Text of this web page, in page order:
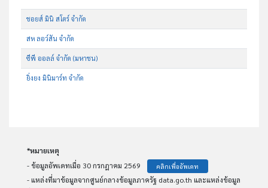
ชอยส์ มินิ สโตร์ จำกัด
สห ลอว์สัน จำกัด
ซีพี ออลล์ จำกัด (มหาชน)
ยิ่งยง มินิมาร์ท จำกัด
*หมายเหตุ
- ข้อมูลอัพเดทเมื่อ 30 กรกฎาคม 2569
คลิกเพื่ออัพเดท
- แหล่งที่มาข้อมูลจากศูนย์กลางข้อมูลภาครัฐ data.go.th และแหล่งข้อมูล